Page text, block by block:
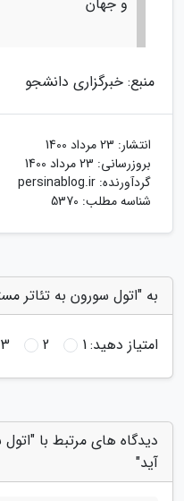
منبع: خبرگزاری دانشجو
انتشار: 23 مرداد 1400
بروزرسانی: 23 مرداد 1400
گردآورنده: persinablog.ir
شناسه مطلب: 5370
به "اتول سورون به تئاتر
امتیاز دهید:1
2
3
دیدگاه های مرتبط با
آید"